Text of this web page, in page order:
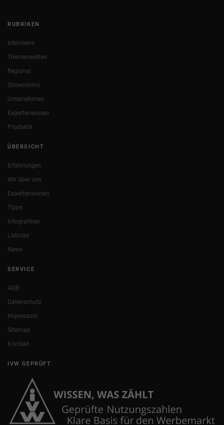
RUBRIKEN
Interviews
Themenwelten
Regional
Showrooms
Unternehmen
Expertenwissen
Produkte
ÜBERSICHT
Erfahrungen
Wir über uns
Expertenwissen
Tipps
Infografiken
Listicles
News
SERVICE
AGB
Datenschutz
Impressum
Sitemap
Kontakt
IVW GEPRÜFT